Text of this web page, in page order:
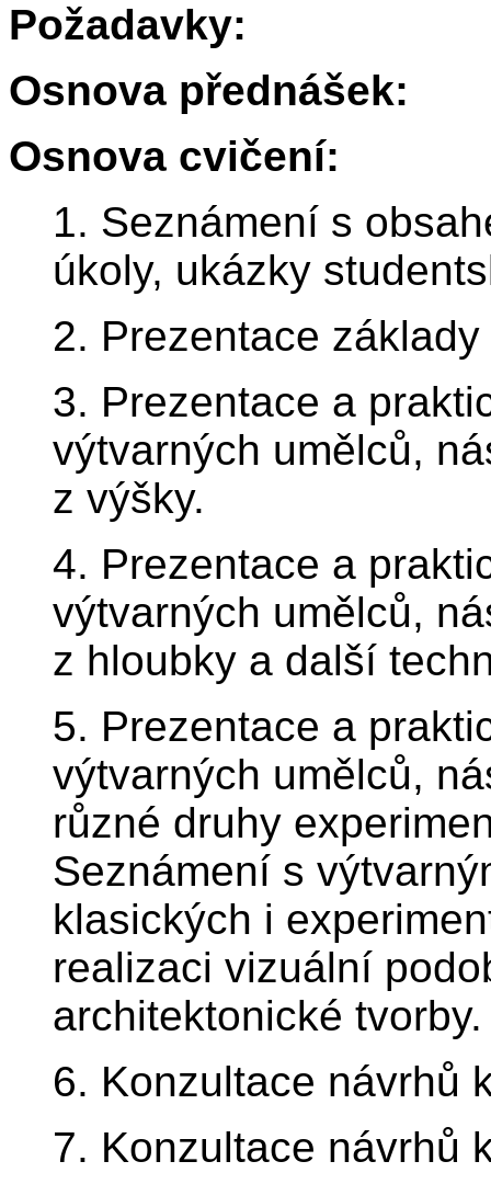
Požadavky:
Osnova přednášek:
Osnova cvičení:
1. Seznámení s
úkoly, ukázky
2. Prezentace
3. Prezentace a
výtvarných umělců,
z výšky.
4. Prezentace a
výtvarných umělců,
z hloubky a další
5. Prezentace a
výtvarných umělců,
různé druhy
Seznámení s
klasických i
realizaci vizuální
architektonické tvorby.
6. Konzultace návrhů
7. Konzultace návrhů